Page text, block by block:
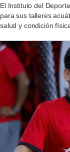
El Instituto del
para sus talleres
salud y condición